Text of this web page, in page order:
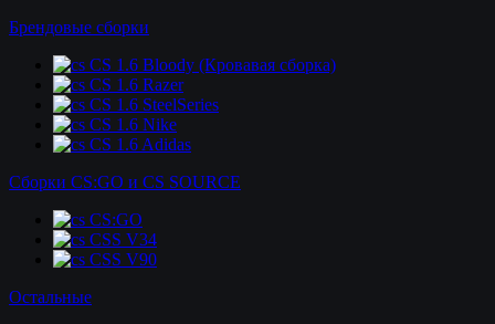
Брендовые сборки
CS 1.6 Bloody (Кровавая сборка)
CS 1.6 Razer
CS 1.6 SteelSeries
CS 1.6 Nike
CS 1.6 Adidas
Сборки CS:GO и CS SOURCE
CS:GO
CSS V34
CSS V90
Остальные